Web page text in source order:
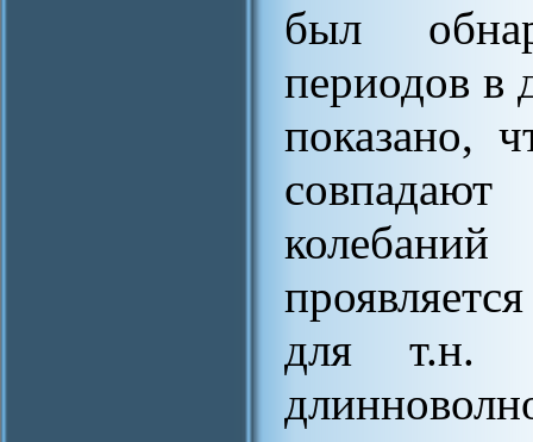
был
периодов в
показано,
для т.н.